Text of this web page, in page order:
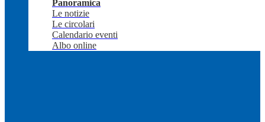
Panoramica
Le notizie
Le circolari
Calendario eventi
Albo online